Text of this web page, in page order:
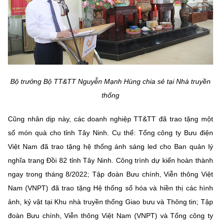
Bộ trưởng Bộ TT&TT Nguyễn Mạnh Hùng chia sẻ tại Nhà truyền
thống
Cũng nhân dịp này, các doanh nghiệp TT&TT đã trao tặng một
số món quà cho tỉnh Tây Ninh. Cụ thể: Tổng công ty Bưu điện
Việt Nam đã trao tặng hệ thống ánh sáng led cho Ban quản lý
nghĩa trang Đồi 82 tỉnh Tây Ninh. Công trình dự kiến hoàn thành
ngay trong tháng 8/2022; Tập đoàn Bưu chính, Viễn thông Việt
Nam (VNPT) đã trao tặng Hệ thống số hóa và hiền thị các hình
ảnh, kỷ vật tại Khu nhà truyền thống Giao bưu và Thông tin; Tập
đoàn Bưu chính, Viễn thông Việt Nam (VNPT) và Tổng công ty